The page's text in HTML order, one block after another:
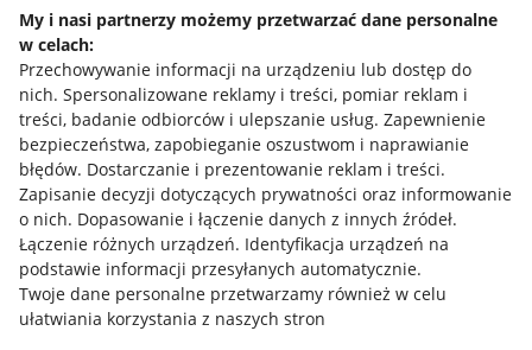
My i nasi partnerzy możemy przetwarzać dane personalne
w celach:
Przechowywanie informacji na urządzeniu lub dostęp do
nich. Spersonalizowane reklamy i treści, pomiar reklam i
treści, badanie odbiorców i ulepszanie usług. Zapewnienie
bezpieczeństwa, zapobieganie oszustwom i naprawianie
błędów. Dostarczanie i prezentowanie reklam i treści.
Zapisanie decyzji dotyczących prywatności oraz informowanie
o nich. Dopasowanie i łączenie danych z innych źródeł.
Łączenie różnych urządzeń. Identyfikacja urządzeń na
podstawie informacji przesyłanych automatycznie.
Twoje dane personalne przetwarzamy również w celu
ułatwiania korzystania z naszych stron
Allegro Gadane dla sprzedających
Allegro Gadane dla kupujących
Mapa miejscowości
Informacje prawne
Regulamin
Polityka plików "cookies"
Ustawienia plików "cookies"